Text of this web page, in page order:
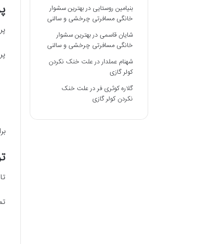
بنیامین روستایی دربهترین سشوار
خانگی مسافرتی چرخشی و سالنی
شایان قاسمی دربهترین سشوار
خانگی مسافرتی چرخشی و سالنی
شهنام عملداردرعلت خنک نکردن
کولر گازی
گلاره کوثری فردرعلت خنک
نکردن کولر گازی